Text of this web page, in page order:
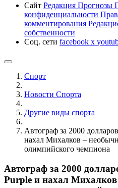
Сайт Редакция Прогнозы
конфиденциальности
комментирования
собственности
Соц. сети facebook x
Спорт
Новости Cпорта
Другие виды спорта
Автограф за 2000
нахал Михалков –
олимпийского чемпиона
Автограф за 2000
Purple и нахал